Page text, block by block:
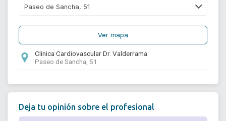
Ver mapa
Clinica Cardiovascular Dr. Valderrama
Paseo de Sancha, 51
Deja tu opinión sobre el profesional